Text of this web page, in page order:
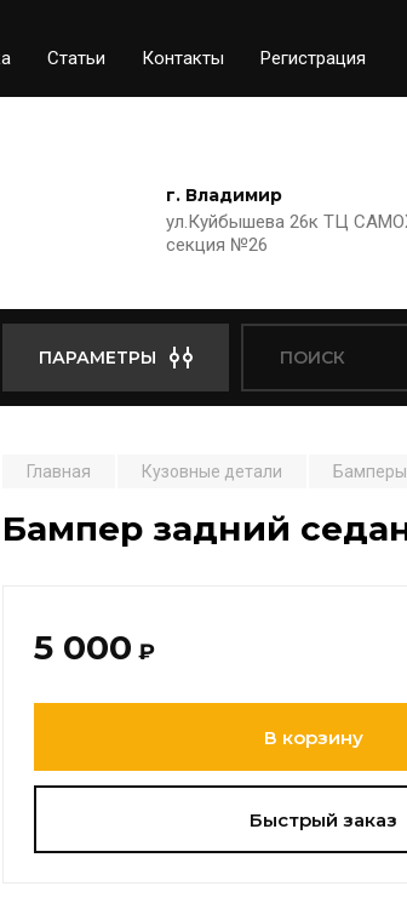
Статьи Контакты Регистрация
г. Владимир
ул.Куйбышева 26к ТЦ
секция №26
ПАРАМЕТРЫ
Главная Кузовные детали Бамперы
Бампер задний
5 000 ₽
В корзину
Быстрый заказ